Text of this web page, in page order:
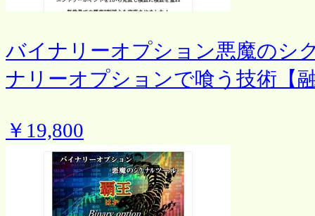
バイナリーオプション悪魔のシ
ナリーオプションで喰う技術【
￥19,800